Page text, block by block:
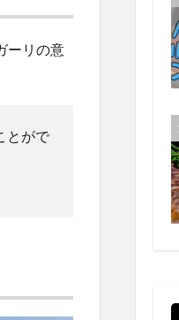
ーリの意
とがで